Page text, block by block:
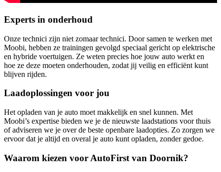
Experts in onderhoud
Onze technici zijn niet zomaar technici. Door samen te werken met
Moobi, hebben ze trainingen gevolgd speciaal gericht op elektrische
en hybride voertuigen. Ze weten precies hoe jouw auto werkt en
hoe ze deze moeten onderhouden, zodat jij veilig en efficiënt kunt
blijven rijden.
Laadoplossingen voor jou
Het opladen van je auto moet makkelijk en snel kunnen. Met
Moobi’s expertise bieden we je de nieuwste laadstations voor thuis
of adviseren we je over de beste openbare laadopties. Zo zorgen we
ervoor dat je altijd en overal je auto kunt opladen, zonder gedoe.
Waarom kiezen voor AutoFirst van Doornik?